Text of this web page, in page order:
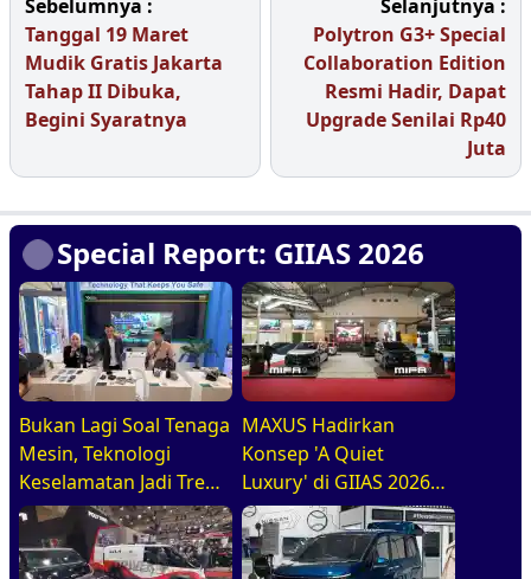
Sebelumnya :
Tanggal 19 Maret
Mudik Gratis Jakarta
Tahap II Dibuka,
Begini Syaratnya
Selanjutnya :
Polytron G3+ Special
Collaboration Edition
Resmi Hadir, Dapat
Upgrade Senilai Rp40
Juta
Special Report: GIIAS 2026
Bukan Lagi Soal Tenaga
Mesin, Teknologi
Keselamatan Jadi Tren
Baru di GIIAS 2026
MAXUS Hadirkan
Konsep 'A Quiet
Luxury' di GIIAS 2026
melalui Jajaran
Premium Electric MPV